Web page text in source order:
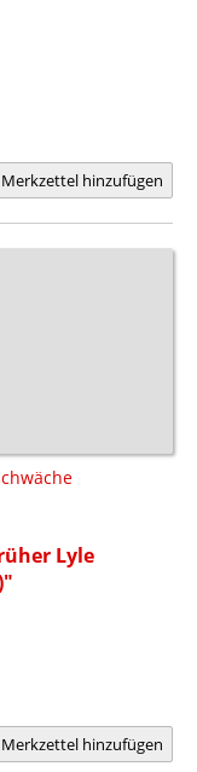
hinzufügen
Lyle
hinzufügen